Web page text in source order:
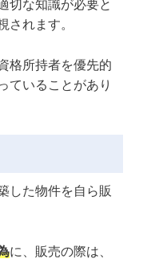
切な知識が必要と
されます。
格所持者を優先的
ていることがあり
した物件を自ら販
に、販売の際は、